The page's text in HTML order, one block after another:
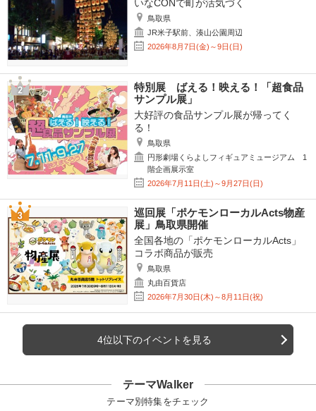
いなCONで町が活気づく
鳥取県
JR米子駅前、湊山公園周辺
2026年8月7日(金)～9日(日)
特別展 ばえる！映える！「超食品
サンプル展」
大好評の食品サンプル展が帰ってく
る！
鳥取県
円形劇場くらよしフィギュアミュージアム 1
階企画展示室
2026年7月11日(土)～9月27日(日)
巡回展「ポケモンローカルActs物産
展」鳥取県開催
全国各地の「ポケモンローカルActs」
コラボ商品が販売
鳥取県
丸由百貨店
2026年7月30日(木)～8月11日(祝)
4位以下のイベントを見る
テーマWalker
テーマ別特集をチェック